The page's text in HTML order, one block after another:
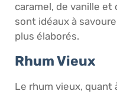
caramel, de vanille
sont idéaux à
plus élaborés.
Rhum Vieux
Le rhum vieux, quant